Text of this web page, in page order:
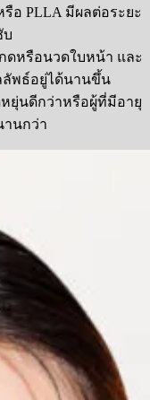
รือ PLLA มีผลต่อระยะ
บ
ดหรือนวดใบหน้า และ
ลัพธ์อยู่ได้นานขึ้น
ยุ่นดีกว่าหรือผู้ที่มีอายุ
นกว่า